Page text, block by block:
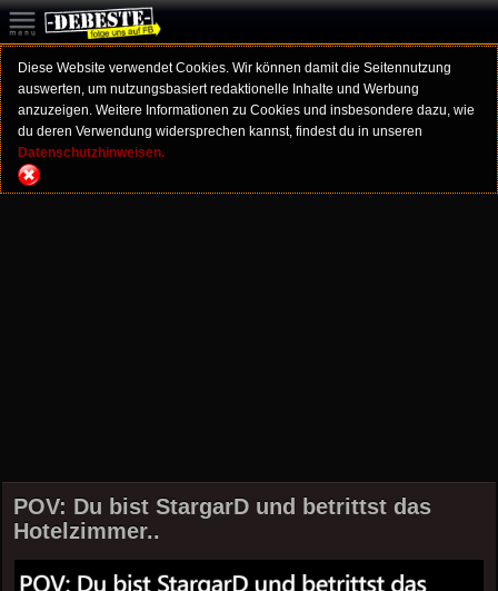
Diese Website verwendet Cookies. Wir können damit die Seitennutzung
auswerten, um nutzungsbasiert redaktionelle Inhalte und Werbung
anzuzeigen. Weitere Informationen zu Cookies und insbesondere dazu, wie
du deren Verwendung widersprechen kannst, findest du in unseren
Datenschutzhinweisen.
POV: Du bist StargarD und betrittst das
Hotelzimmer..